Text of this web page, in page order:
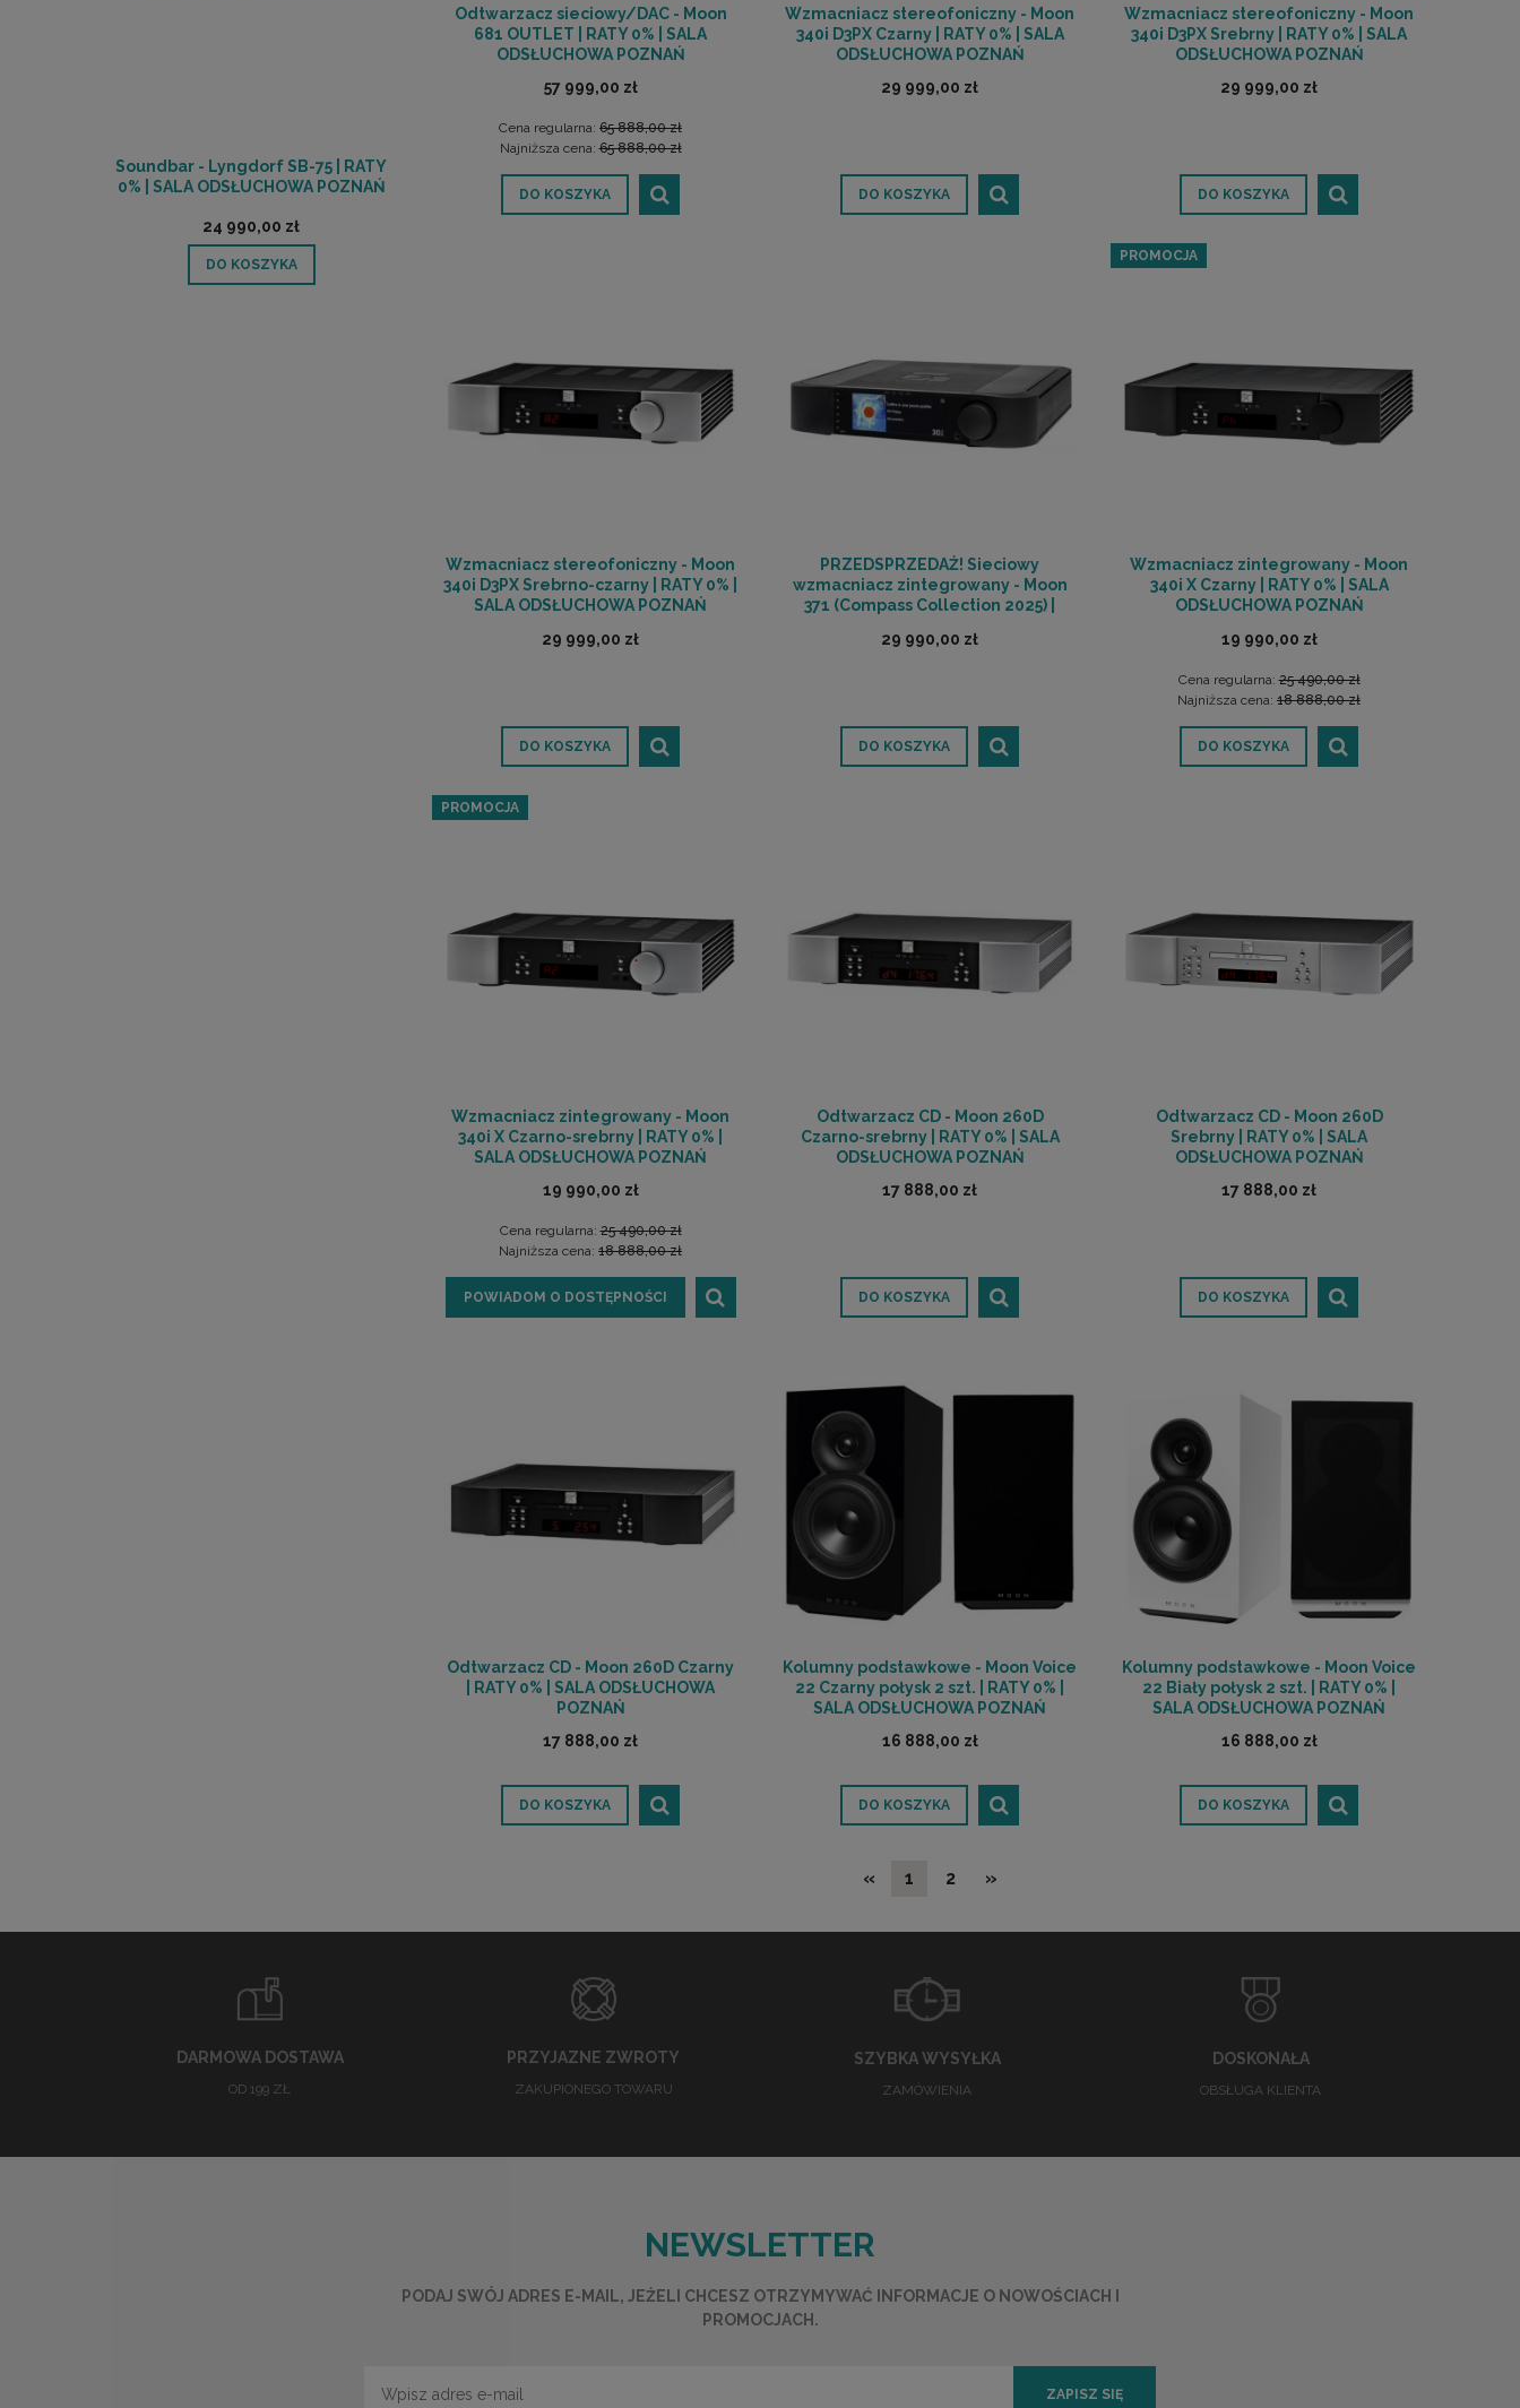
Soundbar - Lyngdorf SB-75 | RATY
0% | SALA ODSŁUCHOWA POZNAŃ
24 990,00 zł
DO KOSZYKA
Odtwarzacz sieciowy/DAC - Moon
681 OUTLET | RATY 0% | SALA
ODSŁUCHOWA POZNAŃ
57 999,00 zł
Cena regularna: 65 888,00 zł
Najniższa cena:65 888,00 zł
DO KOSZYKA
Wzmacniacz stereofoniczny - Moon
340i D3PX Czarny | RATY 0% | SALA
ODSŁUCHOWA POZNAŃ
29 999,00 zł
DO KOSZYKA
Wzmacniacz stereofoniczny - Moon
340i D3PX Srebrny | RATY 0% | SALA
ODSŁUCHOWA POZNAŃ
29 999,00 zł
DO KOSZYKA
Wzmacniacz stereofoniczny - Moon
340i D3PX Srebrno-czarny | RATY 0% |
SALA ODSŁUCHOWA POZNAŃ
29 999,00 zł
DO KOSZYKA
PRZEDSPRZEDAŻ! Sieciowy
wzmacniacz zintegrowany - Moon
371 (Compass Collection 2025) |
POZNAŃ
29 990,00 zł
DO KOSZYKA
Wzmacniacz zintegrowany - Moon
340i X Czarny | RATY 0% | SALA
ODSŁUCHOWA POZNAŃ
19 990,00 zł
Cena regularna:25 490,00 zł
Najniższa cena: 18 888,00 zł
DO KOSZYKA
PROMOCJA
Wzmacniacz zintegrowany - Moon
340i X Czarno-srebrny | RATY 0% |
SALA ODSŁUCHOWA POZNAŃ
19 990,00 zł
Cena regularna:25 490,00 zł
Najniższa cena: 18 888,00 zł
POWIADOM O DOSTĘPNOŚCI
PROMOCJA
Odtwarzacz CD - Moon 260D
Czarno-srebrny | RATY 0% | SALA
ODSŁUCHOWA POZNAŃ
17 888,00 zł
DO KOSZYKA
Odtwarzacz CD - Moon 260D
Srebrny | RATY 0% | SALA
ODSŁUCHOWA POZNAŃ
17 888,00 zł
DO KOSZYKA
Odtwarzacz CD - Moon 260D Czarny
| RATY 0% | SALA ODSŁUCHOWA
POZNAŃ
17 888,00 zł
DO KOSZYKA
Kolumny podstawkowe - Moon Voice
22 Czarny połysk 2 szt. | RATY 0% |
SALA ODSŁUCHOWA POZNAŃ
16 888,00 zł
DO KOSZYKA
Kolumny podstawkowe - Moon Voice
22 Biały połysk 2 szt. | RATY 0% |
SALA ODSŁUCHOWA POZNAŃ
16 888,00 zł
DO KOSZYKA
« 1 2 »
DARMOWA DOSTAWA
OD 199 ZŁ
PRZYJAZNE ZWROTY
ZAKUPIONEGO TOWARU
SZYBKA WYSYŁKA
ZAMÓWIENIA
DOSKONAŁA
OBSŁUGA KLIENTA
NEWSLETTER
PODAJ SWÓJ ADRES E-MAIL, JEŻELI CHCESZ OTRZYMYWAĆ INFORMACJE O NOWOŚCIACH I
PROMOCJACH.
ZAPISZ SIĘ